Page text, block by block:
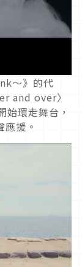
～》的代
and over〉
環走舞台，
援。